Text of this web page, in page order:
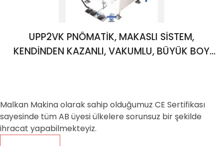
UPP2VK PNÖMATİK, MAKASLI SİSTEM,
KENDİNDEN KAZANLI, VAKUMLU, BÜYÜK BOY
Malkan Makina olarak sahip olduğumuz CE Sertifikası
sayesinde tüm AB üyesi ülkelere sorunsuz bir şekilde
ihracat yapabilmekteyiz.